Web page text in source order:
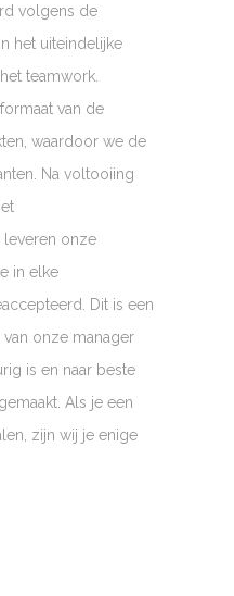
volgens de
het uiteindelijke
teamwork.
van de
waardoor we de
Na voltooiing
leveren onze
in elke
Dit is een
onze manager
is en naar beste
Als je een
zijn wij je enige